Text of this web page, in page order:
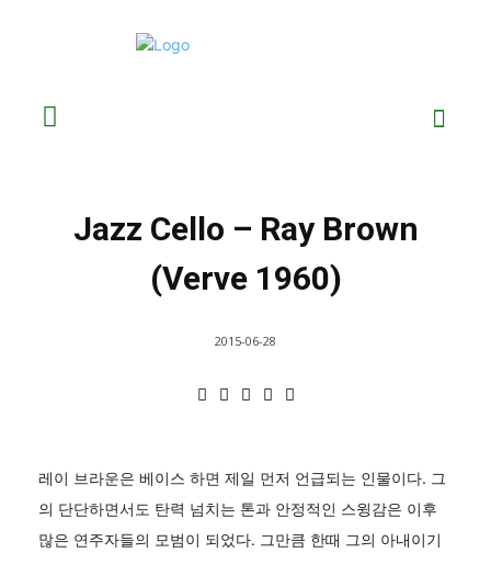
Jazz Cello – Ray Brown
(Verve 1960)
2015-06-28
레이 브라운은 베이스 하면 제일 먼저 언급되는 인물이다. 그
의 단단하면서도 탄력 넘치는 톤과 안정적인 스윙감은 이후
많은 연주자들의 모범이 되었다. 그만큼 한때 그의 아내이기